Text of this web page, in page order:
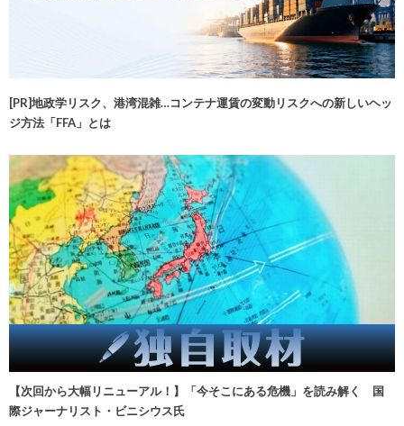
[PR]地政学リスク、港湾混雑…コンテナ運賃の変動リスクへの新しいヘッ
ジ方法「FFA」とは
【次回から大幅リニューアル！】「今そこにある危機」を読み解く 国
際ジャーナリスト・ビニシウス氏